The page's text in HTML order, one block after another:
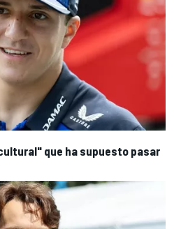
que ha supuesto pasar